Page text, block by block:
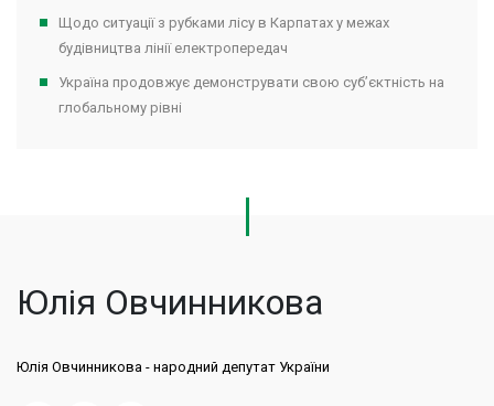
Щодо ситуації з рубками лісу в Карпатах у межах
будівництва лінії електропередач
Україна продовжує демонструвати свою суб’єктність на
глобальному рівні
Юлія Овчинникова
Юлія Овчинникова - народний депутат України